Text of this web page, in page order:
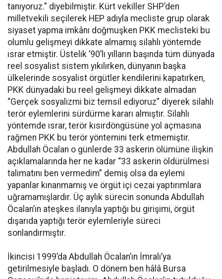
tanıyoruz.” diyebilmiştir. Kürt vekiller SHP’den
milletvekili seçilerek HEP adıyla mecliste grup olarak
siyaset yapma imkânı doğmuşken PKK meclisteki bu
olumlu gelişmeyi dikkate almamış silahlı yöntemde
ısrar etmiştir. Üstelik ’90’lı yılların başında tüm dünyada
reel sosyalist sistem yıkılırken, dünyanın başka
ülkelerinde sosyalist örgütler kendilerini kapatırken,
PKK dünyadaki bu reel gelişmeyi dikkate almadan
“Gerçek sosyalizmi biz temsil ediyoruz” diyerek silahlı
terör eylemlerini sürdürme kararı almıştır. Silahlı
yöntemde ısrar, terör kısırdöngüsüne yol açmasına
rağmen PKK bu terör yöntemini terk etmemiştir.
Abdullah Öcalan o günlerde 33 askerin ölümüne ilişkin
açıklamalarında her ne kadar “33 askerin öldürülmesi
talimatını ben vermedim” demiş olsa da eylemi
yapanlar kınanmamış ve örgüt içi cezai yaptırımlara
uğramamışlardır. Üç aylık sürecin sonunda Abdullah
Öcalan’ın ateşkes ilanıyla yaptığı bu girişimi, örgüt
dışarıda yaptığı terör eylemleriyle süreci
sonlandırmıştır.
İkincisi 1999’da Abdullah Öcalan’ın İmralı’ya
getirilmesiyle başladı. O dönem ben hâlâ Bursa